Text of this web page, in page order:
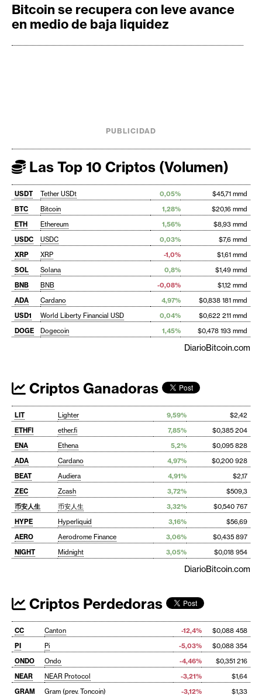
Bitcoin se recupera con leve avance
en medio de baja liquidez
PUBLICIDAD
Las Top 10 Criptos (Volumen)
USDT Tether USDt 0,05%
$45,71 mmd
BTC
Bitcoin 1,28%
$20,16 mmd
ETH
Ethereum 1,56%
$8,93 mmd
USDC
USDC 0,03%
$7,6 mmd
XRP
XRP -1,0%
$1,61 mmd
SOL
Solana 0,8%
$1,49 mmd
BNB
BNB -0,08%
$1,12 mmd
ADA
Cardano 4,97%
$0,838 181 mmd
USD1
World Liberty Financial USD 0,04%
$0,622 211 mmd
DOGE
Dogecoin 1,45% $0,478 193 mmd
DiarioBitcoin.com
Criptos Ganadoras
LIT Lighter 9,59%
$2,42
ETHFI
ether.fi 7,85%
$0,385 204
ENA
Ethena 5,2%
$0,095 828
ADA
Cardano 4,97%
$0,200 928
BEAT
Audiera 4,91%
$2,17
ZEC
Zcash 3,72%
$509,3
币安人生
币安人生 3,32%
$0,540 767
HYPE
Hyperliquid 3,16%
$56,69
AERO
Aerodrome Finance 3,06%
$0,435 897
NIGHT
Midnight 3,05% $0,018 954
DiarioBitcoin.com
Criptos Perdedoras
CC Canton -12,4%
$0,088 458
PI
Pi -5,03%
$0,088 354
ONDO
Ondo -4,46%
$0,351 216
NEAR
NEAR Protocol -3,21%
$1,64
GRAM
Gram (prev. Toncoin) -3,12% $1,33